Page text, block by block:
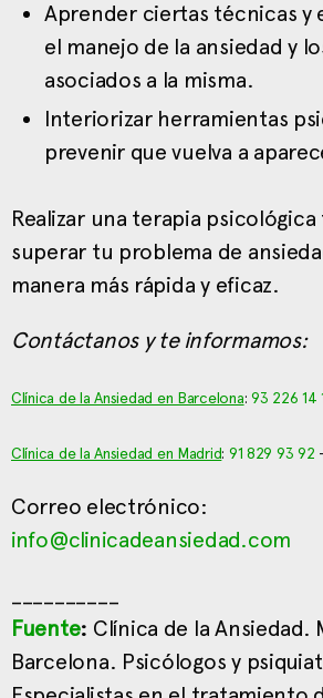
Aprender ciertas técnicas y
el manejo de la ansiedad y
asociados a la misma.
Interiorizar herramientas
prevenir que vuelva a
Realizar una terapia psicológica
superar tu problema de
manera más rápida y eficaz.
Contáctanos y te informamos:
Clínica de la Ansiedad en Barcelona:93 226 14
Clínica de la Ansiedad en Madrid: 91 829 93 92
Correo electrónico:
info@clinicadeansiedad.com
Fuente: Clínica de la Ansiedad.
Barcelona. Psicólogos y